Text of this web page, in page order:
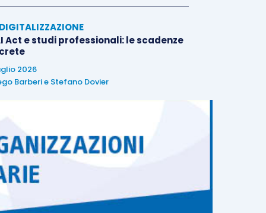
Act e studi professionali: le scadenze
2026
Barberie Stefano Dovier